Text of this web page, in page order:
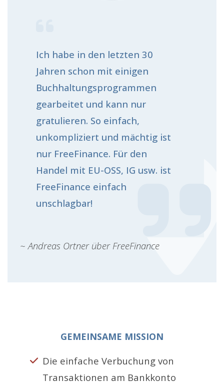
Ich habe in den letzten 30
Jahren schon mit einigen
Buchhaltungsprogrammen
gearbeitet und kann nur
gratulieren. So einfach,
unkompliziert und mächtig ist
nur FreeFinance. Für den
Handel mit EU-OSS, IG usw. ist
FreeFinance einfach
unschlagbar!
~ Andreas Ortner über FreeFinance
GEMEINSAME MISSION
Die einfache Verbuchung von
Transaktionen am Bankkonto